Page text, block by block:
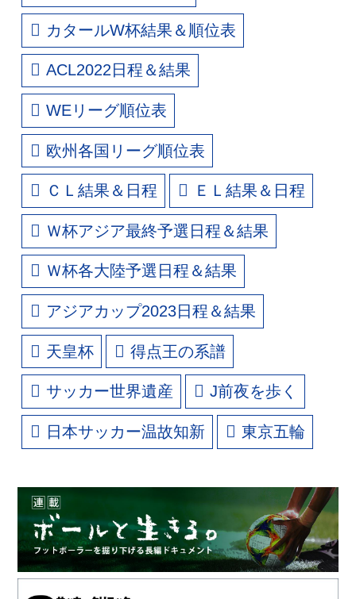
カタールW杯結果＆順位表
ACL2022日程＆結果
WEリーグ順位表
欧州各国リーグ順位表
ＣＬ結果＆日程 ＥＬ結果＆日程
Ｗ杯アジア最終予選日程＆結果
Ｗ杯各大陸予選日程＆結果
アジアカップ2023日程＆結果
天皇杯 得点王の系譜
サッカー世界遺産 J前夜を歩く
日本サッカー温故知新 東京五輪